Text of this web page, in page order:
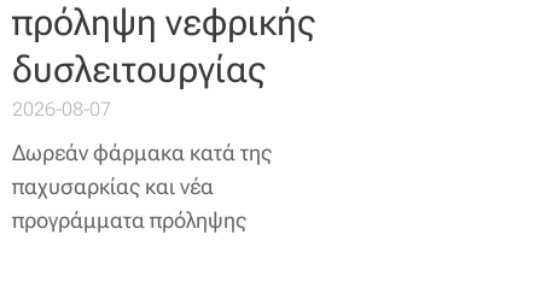
πρόληψη νεφρικής
δυσλειτουργίας
2026-08-07
Δωρεάν φάρμακα κατά της
παχυσαρκίας και νέα
προγράμματα πρόληψης